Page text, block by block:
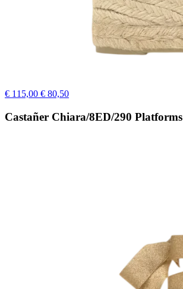
€ 115,00 € 80,50
Castañer Chiara/8ED/290 Platforms